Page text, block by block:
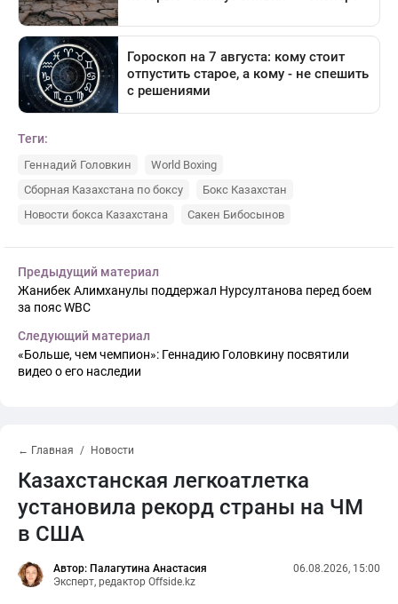
Теги:
Геннадий Головкин
World Boxing
Сборная Казахстана по боксу
Бокс Казахстан
Новости бокса Казахстана
Сакен Бибосынов
Предыдущий материал
Жанибек Алимханулы поддержал Нурсултанова перед боем
за пояс WBC
Следующий материал
«Больше, чем чемпион»: Геннадию Головкину посвятили
видео о его наследии
← Главная Новости
Казахстанская легкоатлетка
установила рекорд страны на ЧМ
в США
Автор: Палагутина Анастасия
Эксперт, редактор Offside.kz
06.08.2026, 15:00